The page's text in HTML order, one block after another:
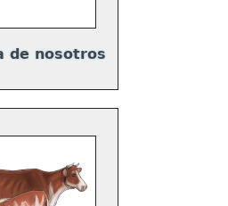
de nosotros